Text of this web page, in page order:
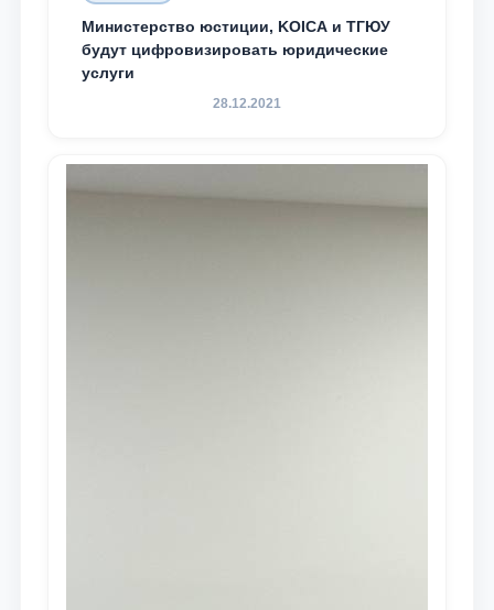
Министерство юстиции, KOICA и ТГЮУ
будут цифровизировать юридические
услуги
28.12.2021